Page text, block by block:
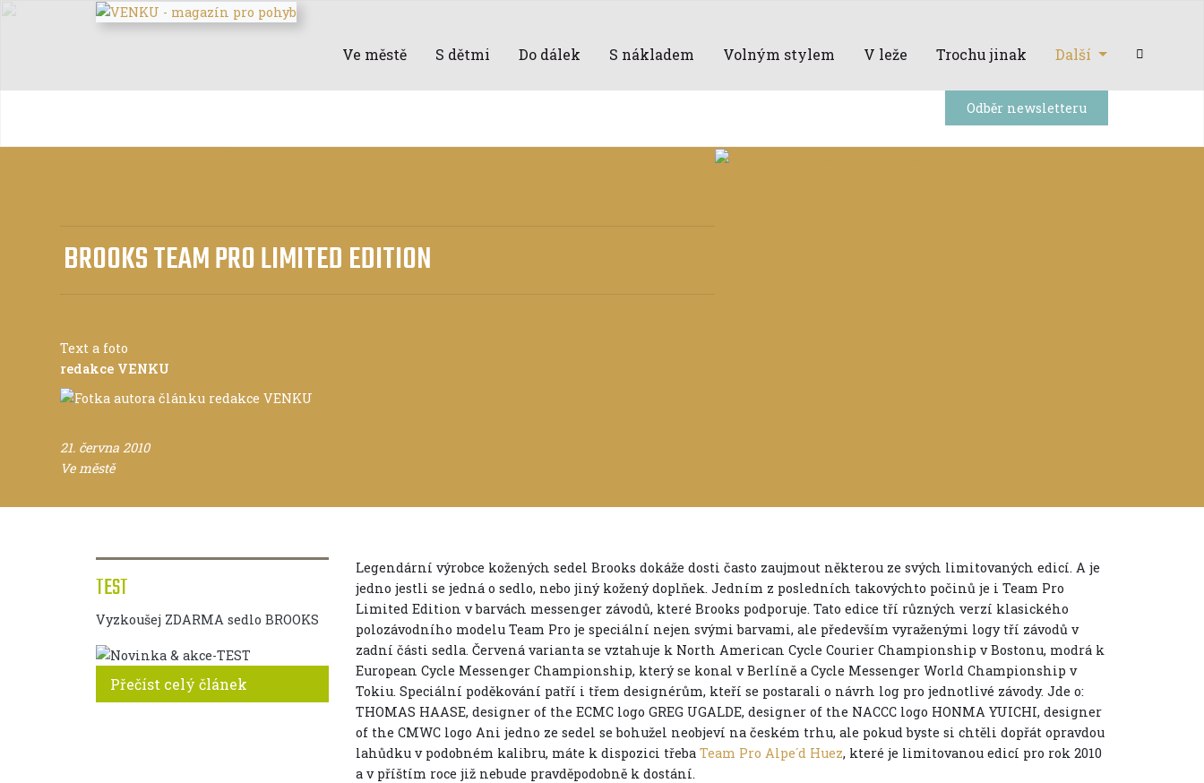
Ve městě S dětmi Do dálek S nákladem Volným stylem V leže Trochu jinak Další
Odběr newsletteru
BROOKS TEAM PRO LIMITED EDITION
Text a foto
redakce VENKU
21. června 2010
Ve městě
TEST
Vyzkoušej ZDARMA sedlo BROOKS
Přečíst celý článek
Legendární výrobce kožených sedel Brooks dokáže dosti často zaujmout některou ze svých limitovaných edicí. A je
jedno jestli se jedná o sedlo, nebo jiný kožený doplňek. Jedním z posledních takovýchto počinů je i Team Pro
Limited Edition v barvách messenger závodů, které Brooks podporuje. Tato edice tří různých verzí klasického
polozávodního modelu Team Pro je speciální nejen svými barvami, ale především vyraženými logy tří závodů v
zadní části sedla. Červená varianta se vztahuje k North American Cycle Courier Championship v Bostonu, modrá k
European Cycle Messenger Championship, který se konal v Berlíně a Cycle Messenger World Championship v
Tokiu. Speciální poděkování patří i třem designérům, kteří se postarali o návrh log pro jednotlivé závody. Jde o:
THOMAS HAASE, designer of the ECMC logo GREG UGALDE, designer of the NACCC logo HONMA YUICHI, designer
of the CMWC logo Ani jedno ze sedel se bohužel neobjeví na českém trhu, ale pokud byste si chtěli dopřát opravdou
lahůdku v podobném kalibru, máte k dispozici třeba Team Pro Alpe´d Huez, které je limitovanou edicí pro rok 2010
a v příštím roce již nebude pravděpodobně k dostání.